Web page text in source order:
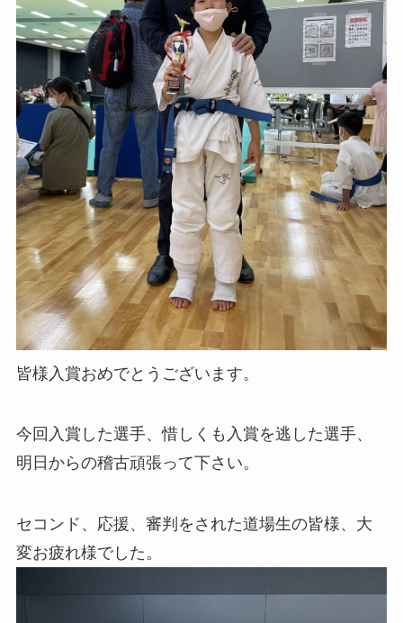
皆様入賞おめでとうございます。
今回入賞した選手、惜しくも入賞を逃した選手、
明日からの稽古頑張って下さい。
セコンド、応援、審判をされた道場生の皆様、大
変お疲れ様でした。